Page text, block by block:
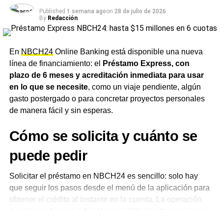
rubros, comosupermercados, almacenes, estaciones
de servicio, restaurantes, farmacias e indumentaria,
entre otros.Para la red de comercios, la operación
tarjeta de débito, sin necesidad de realizar ninguna
acción o trámite adicional. El servicio no tiene costos
adicionales, comisiones ni intereses, y puede utilizarse
en cualquier comercio que opere con la tarjeta de débito
Chaco 24.
Una herramienta pensada para
el día a día
posicionarse como aliada de las familias chaqueñas para
acompañar el día a día, con la tranquilidad de poder
Published 1 semana agoon 28 de julio de 2026
By Redacción
En NBCH24Online Banking está disponible una nueva
línea de financiamiento: el
Préstamo Express, con
plazo de 6 meses y acreditación inmediata para usar
en lo que se necesite, como un viaje pendiente, algún
gasto postergado o para concretar proyectos personales
de manera fácil y sin esperas.
Cómo se solicita y cuánto se
puede pedir
Solicitar el préstamo en NBCH24 es sencillo: solo hay
que seguir los pasos desde el menú de la aplicación para
obtener el crédito al instante en la cuenta. La operación